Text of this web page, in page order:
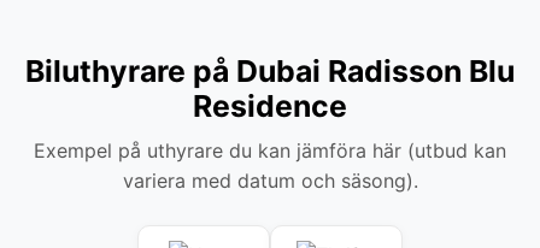
Biluthyrare på Dubai Radisson Blu
Residence
Exempel på uthyrare du kan jämföra här (utbud kan
variera med datum och säsong).